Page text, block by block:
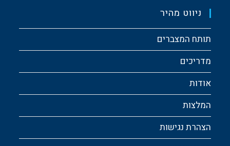
ניווט מהיר
תותח המצברים
מדריכים
אודות
המלצות
הצהרת נגישות